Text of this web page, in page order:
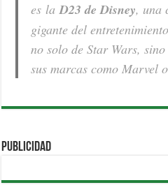
es laD23 de Disney, una
gigante del
no solo de Star Wars,
sus marcas como Marvel
PUBLICIDAD